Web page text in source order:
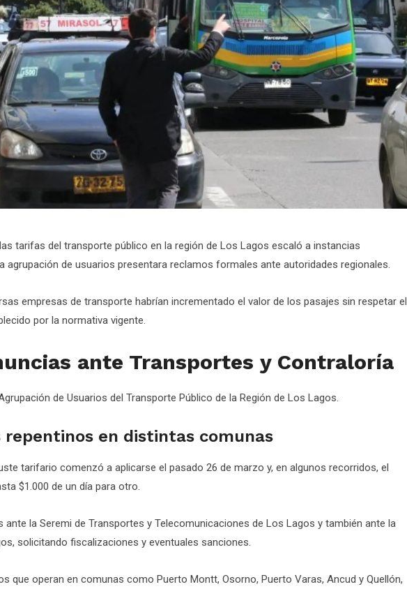
tarifas del transporte público en la región de Los Lagos escaló a instancias
agrupación de usuarios presentara reclamos formales ante autoridades regionales.
empresas de transporte habrían incrementado el valor de los pasajes sin respetar el
por la normativa vigente.
ante Transportes y Contraloría
de Usuarios del Transporte Público de la Región de Los Lagos.
repentinos en distintas comunas
tarifario comenzó a aplicarse el pasado 26 de marzo y, en algunos recorridos, el
$1.000 de un día para otro.
la Seremi de Transportes y Telecomunicaciones de Los Lagos y también ante la
solicitando fiscalizaciones y eventuales sanciones.
que operan en comunas como Puerto Montt, Osorno, Puerto Varas, Ancud y Quellón,